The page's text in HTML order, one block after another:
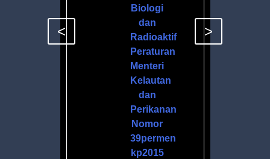
Biologi
dan
Radioaktif
Peraturan
Menteri
Kelautan
dan
Perikanan
Nomor
39permen
kp2015
< >